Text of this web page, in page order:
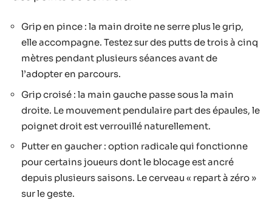
Grip en pince : la main droite ne serre plus le grip,
elle accompagne. Testez sur des putts de trois à cinq
mètres pendant plusieurs séances avant de
l’adopter en parcours.
Grip croisé : la main gauche passe sous la main
droite. Le mouvement pendulaire part des épaules, le
poignet droit est verrouillé naturellement.
Putter en gaucher : option radicale qui fonctionne
pour certains joueurs dont le blocage est ancré
depuis plusieurs saisons. Le cerveau « repart à zéro »
sur le geste.